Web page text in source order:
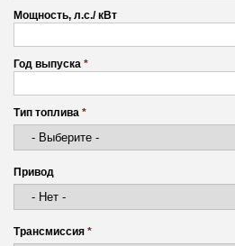
Мощность, л.с./ кВт
Год выпуска *
Тип топлива *
Привод
Трансмиссия *